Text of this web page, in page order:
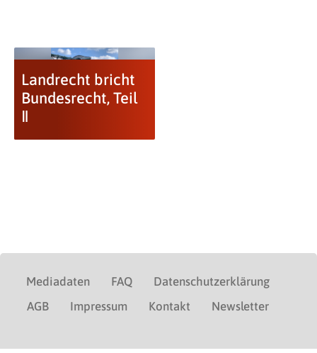
Landrecht bricht
Bundesrecht, Teil
Ⅱ
Mediadaten FAQ
Datenschutzerklärung
AGB
Impressum Kontakt Newsletter